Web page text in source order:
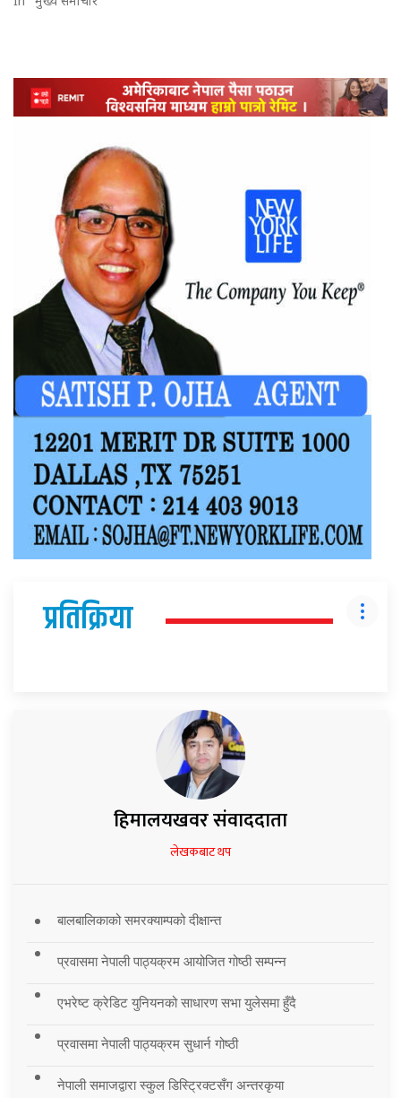
प्रतिक्रिया
हिमालयखवर संवाददाता
लेखकबाट थप
बालबालिकाको समरक्याम्पको दीक्षान्त
प्रवासमा नेपाली पाठ्यक्रम आयोजित गोष्ठी सम्पन्न
एभरेष्ट क्रेडिट युनियनको साधारण सभा युलेसमा हुँदै
प्रवासमा नेपाली पाठ्यक्रम सुधार्न गोष्ठी
नेपाली समाजद्वारा स्कुल डिस्ट्रिक्टसँग अन्तरकृया